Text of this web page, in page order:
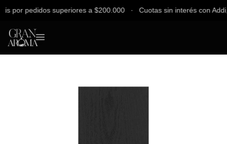
pedidos superiores a $200.000 ∙ Cuotas sin interés con Addi,